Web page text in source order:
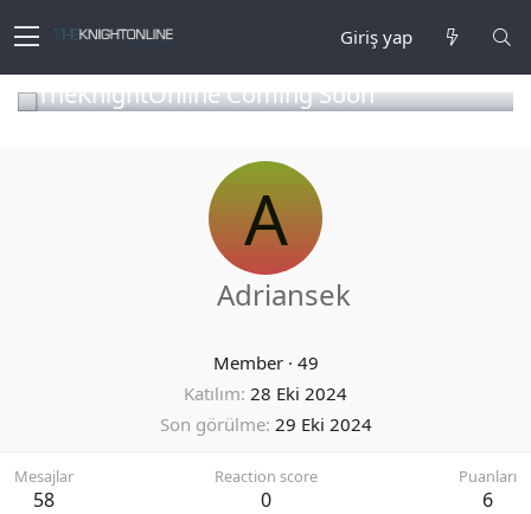
Giriş yap
TheKnightOnline Coming Soon
A
Adriansek
Member · 49
Katılım 28 Eki 2024
Son görülme 29 Eki 2024
Mesajlar
58
Reaction score
0
Puanları
6